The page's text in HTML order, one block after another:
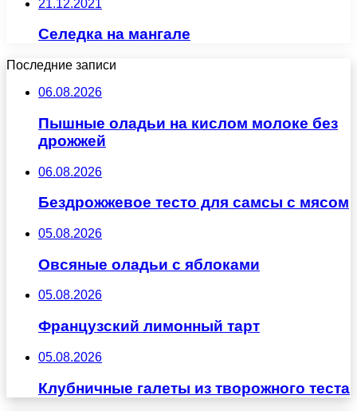
21.12.2021
Селедка на мангале
Последние записи
06.08.2026
Пышные оладьи на кислом молоке без
дрожжей
06.08.2026
Бездрожжевое тесто для самсы с мясом
05.08.2026
Овсяные оладьи с яблоками
05.08.2026
Французский лимонный тарт
05.08.2026
Клубничные галеты из творожного теста